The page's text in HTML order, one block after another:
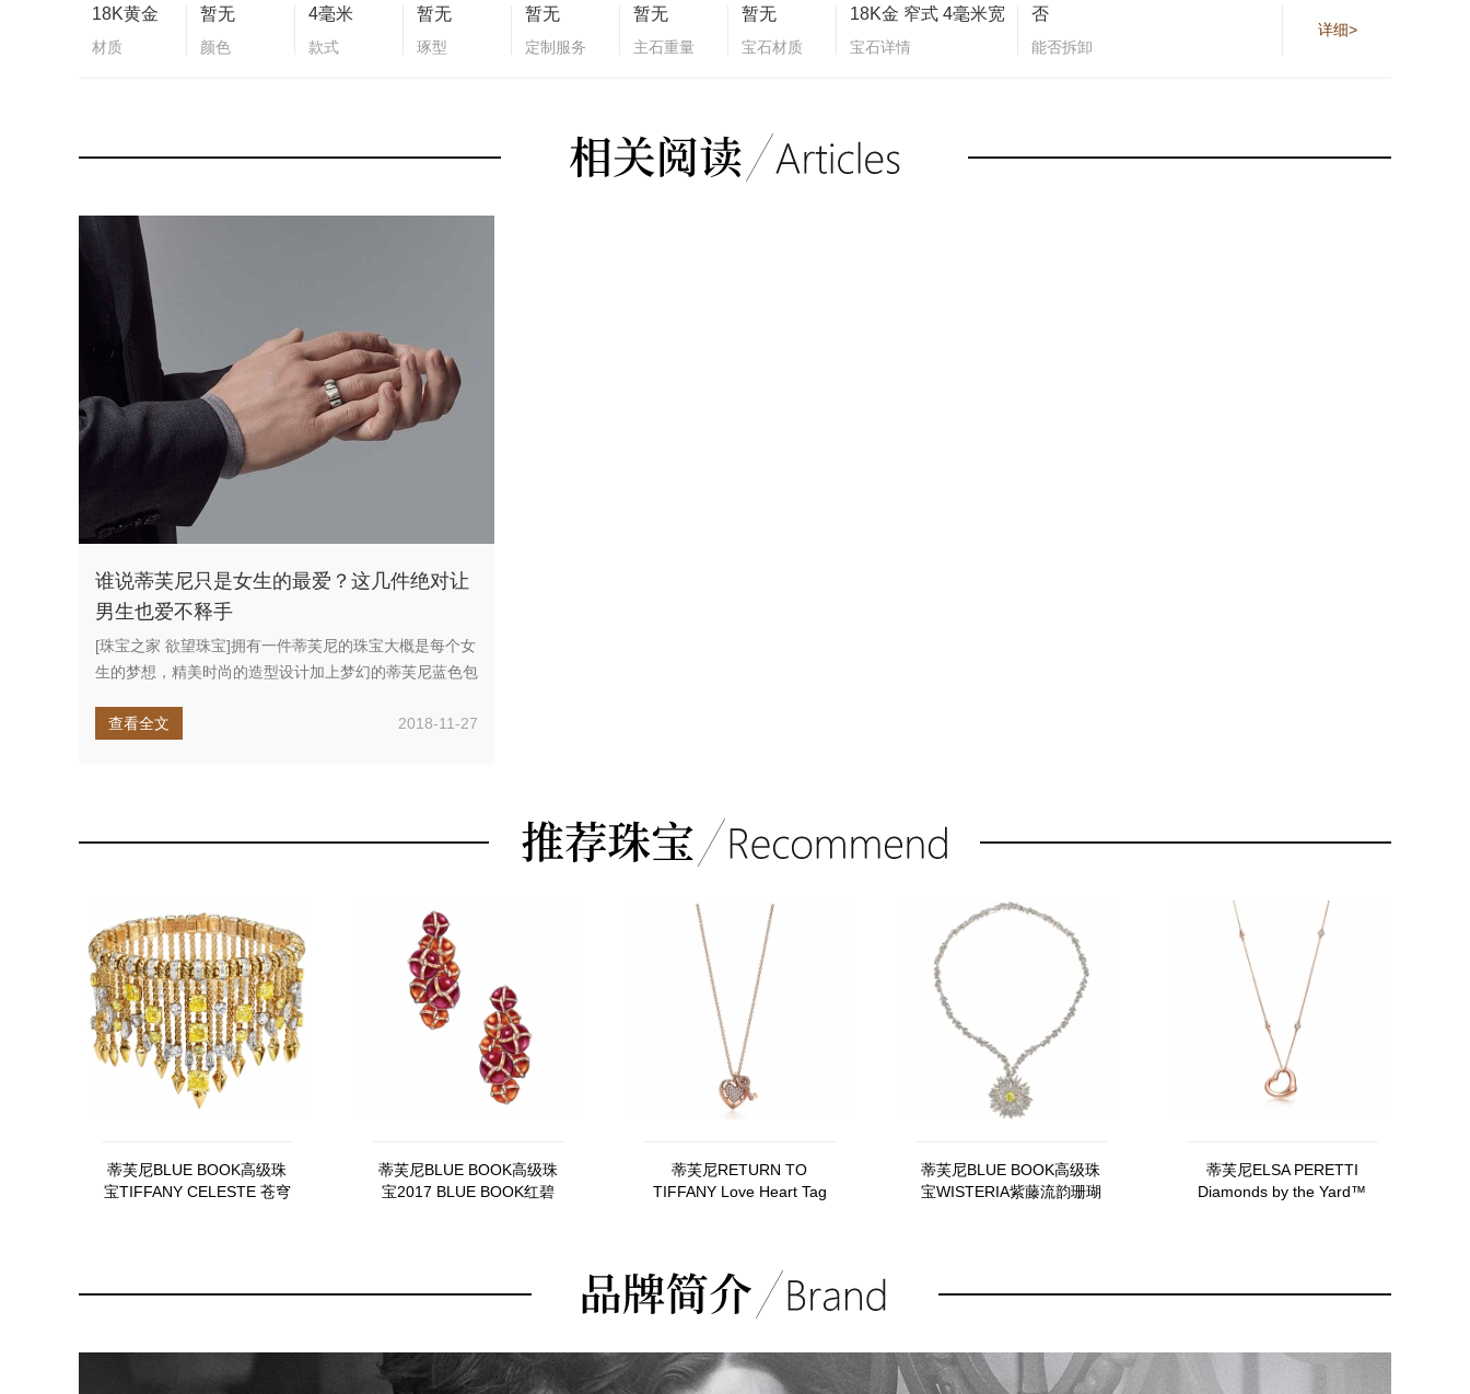
18K黄金
材质
暂无
颜色
4毫米
款式
暂无
琢型
暂无
定制服务
暂无
主石重量
暂无
宝石材质
18K金 窄式 4毫米宽
宝石详情
否
能否拆卸
详细>
谁说蒂芙尼只是女生的最爱？这几件绝对让
男生也爱不释手
[珠宝之家 欲望珠宝]拥有一件蒂芙尼的珠宝大概是每个女
生的梦想，精美时尚的造型设计加上梦幻的蒂芙尼蓝色包
查看全文
2018-11-27
蒂芙尼BLUE BOOK高级珠
宝TIFFANY CELESTE 苍穹
蒂芙尼BLUE BOOK高级珠
宝2017 BLUE BOOK红碧
蒂芙尼RETURN TO
TIFFANY Love Heart Tag
蒂芙尼BLUE BOOK高级珠
宝WISTERIA紫藤流韵珊瑚
蒂芙尼ELSA PERETTI
Diamonds by the Yard™